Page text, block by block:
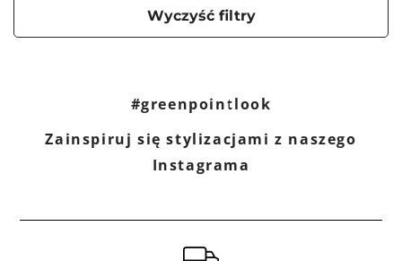
Wyczyść filtry
#greenpointlook
Zainspiruj się stylizacjami z naszego
Instagrama